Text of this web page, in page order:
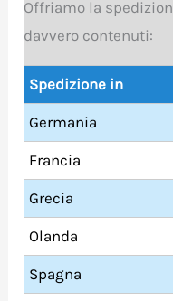
Offriamo la
davvero contenuti:
Spedizione in
Germania
Francia
Grecia
Olanda
Spagna